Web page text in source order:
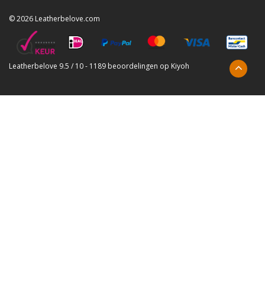
© 2026 Leatherbelove.com
Leatherbelove 9.5 / 10- 1189 beoordelingen op Kiyoh